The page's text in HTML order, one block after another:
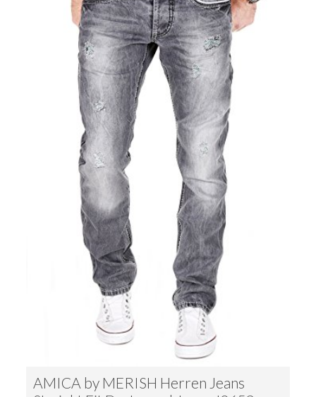
AMICA by MERISH Herren Jeans